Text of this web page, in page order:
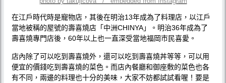
在江戶時代時是寵物店，其後在明治13年成為了料理店，以江戶
當地被稱的屋號的壽喜燒店「中洲CHINYA」。明治36年成為了
壽喜燒專門店後，60年以上也一直深受當地福岡市民喜愛。
店內除了可以吃到壽喜燒外，還可以吃到壽喜燒丼等等，可以用
便宜的價錢吃到壽喜燒的菜色。而店內餐廳和御座敷的菜色也各
有不同，兩邊的料理也十分的美味，大家不妨都試試看喔！要是